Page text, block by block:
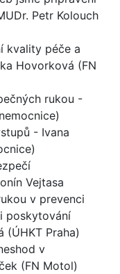
Petr Kolouch
kvality péče a
Hovorková (FN
rukou -
- Ivana
Vejtasa
v prevenci
poskytování
(ÚHKT Praha)
v
(FN Motol)